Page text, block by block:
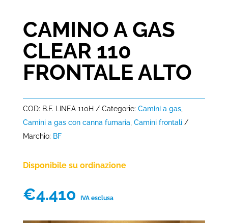
CAMINO A GAS
CLEAR 110
FRONTALE ALTO
COD: B.F. LINEA 110H Categorie: Camini a gas,
Camini a gas con canna fumaria, Camini frontali
Marchio: BF
Disponibile su ordinazione
€4.410 IVA esclusa